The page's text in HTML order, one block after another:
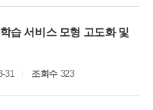
습 서비스 모형 고도화 및
31 조회수 323